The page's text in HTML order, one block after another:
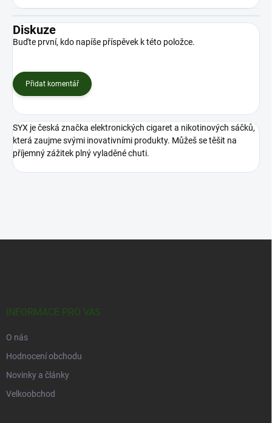
Diskuze
Buďte první, kdo napíše příspěvek k této položce.
Přidat komentář
SYX je česká značka elektronických cigaret a nikotinových sáčků,
která zaujme svými inovativními produkty. Můžeš se těšit na
příjemný zážitek plný vyladěné chuti.
INFORMACE PRO VÁS
O nás
Hodnocení obchodu
Novinky a články
Velkoobchod